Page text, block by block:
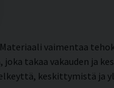
vaimentaa
takaa vakauden ja
keskittymistä ja